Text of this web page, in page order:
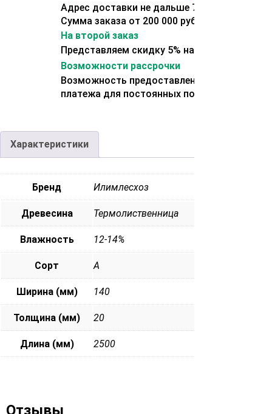
Адрес доставки не дальше 70 км от склада.
Сумма заказа от 200 000 рублей.
На второй заказ
Представляем скидку 5% на второй заказ
Возможности рассрочки
Возможность предоставления отсрочки
платежа для постоянных покупателей.
Характеристики
Бренд Илимлесхоз
Древесина Термолиственница
Влажность 12-14%
Сорт А
Ширина (мм) 140
Толщина (мм) 20
Длина (мм) 2500
Отзывы